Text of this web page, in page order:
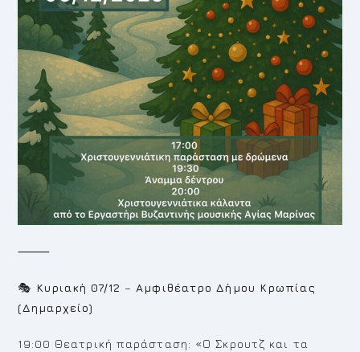
⸻
🎭 Κυριακή 07/12 – Αμφιθέατρο Δήμου Κρωπίας
(Δημαρχείο)
19:00 Θεατρική παράσταση: «Ο Σκρουτζ και τα